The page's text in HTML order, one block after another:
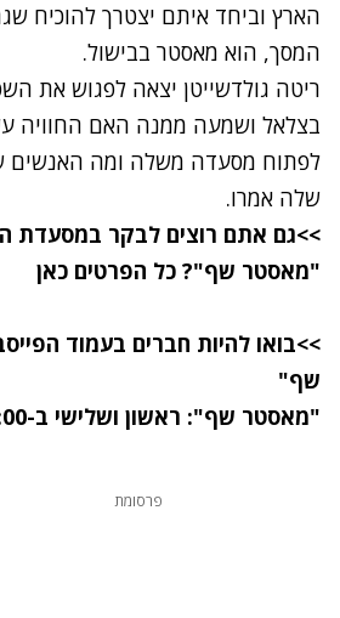
הארץ וביחד איתם יצטרך להוכיח
המסך, הוא מאסטר בבישול.
ריטה גולדשייטן יצאה לפגוש את
בצלאל ושמעה ממנה האם
לפתוח מסעדה משלה ומה האנשים
שלה אמרו.
>>גם אתם רוצים לבקר במסעדת
"מאסטר שף"? כל הפרטים כאן
>>בואו להיות חברים בעמוד
שף"
"מאסטר שף": ראשון ושלישי ב-21:00, ערוץ 2, קשת
פרסומת